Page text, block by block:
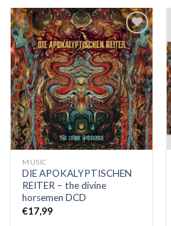
Auf die
Wunschliste
MUSIC
DIE APOKALYPTISCHEN
REITER – the divine
horsemen DCD
€17,99